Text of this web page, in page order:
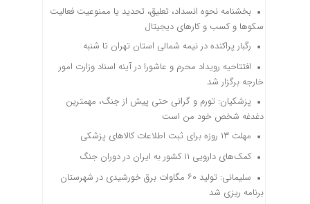
بخشنامه نحوه انسداد، تعلیق، تحدید یا ممنوعیت فعالیت
سکوها و کسب و کارهای دیجیتال
رگبار پراکنده در نیمه شمالی استان تهران تا شنبه
افتتاحیه رویداد محرم و عاشورا در آینه اسناد وزارت امور
خارجه برگزار شد
پزشکیان: تورم و گرانی حتی پیش از جنگ، مهمترین
دغدغه شخص خود من است
مهلت ۱۳ روزه برای ثبت اطلاعات کالاهای پزشکی
کمک‌های دارویی ۱۱ کشور به ایران در دوران جنگ
سلیمانی: تولید ۶۰ مگاوات برق خورشیدی در شهرستان
برنامه ریزی شد